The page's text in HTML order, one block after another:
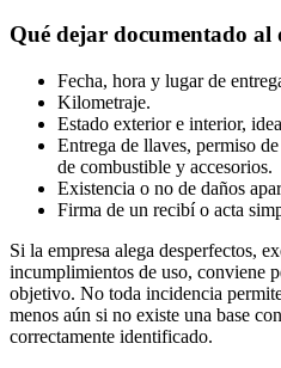
Qué dejar documentado al
Fecha, hora y lugar de
Kilometraje.
Estado exterior e interior,
Entrega de llaves, permiso
de combustible y accesorios.
Existencia o no de daños
Firma de un recibí o acta
Si la empresa alega desperfectos,
incumplimientos de uso, conviene
objetivo. No toda incidencia
menos aún si no existe una base
correctamente identificado.